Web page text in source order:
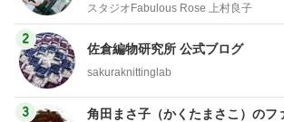
スタジオFabulous Rose 上村良子
2
佐倉編物研究所 公式ブログ
sakuraknittinglab
3
角田まさ子（かくたまさこ）のフ